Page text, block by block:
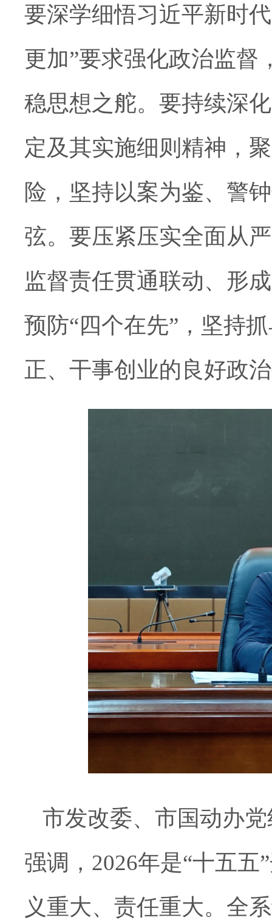
要深学细悟习近平新时
更加”要求强化政治监督
稳思想之舵。要持续深
定及其实施细则精神，
险，坚持以案为鉴、警
弦。要压紧压实全面从
监督责任贯通联动、形
预防“四个在先”， 坚持
正、干事创业的良好政
市发改委、 市国动办
强调， 2026年是“十五五”
义重大、责任重大。全